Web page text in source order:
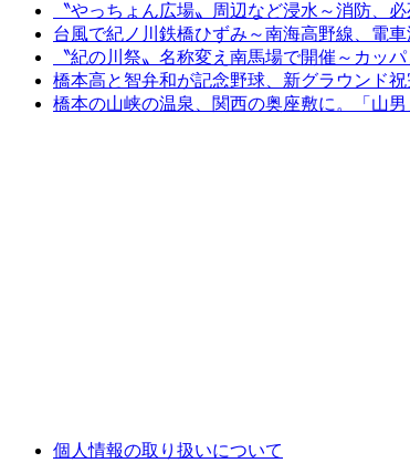
〝やっちょん広場〟周辺など浸水～消防、
台風で紀ノ川鉄橋ひずみ～南海高野線、電
〝紀の川祭〟名称変え南馬場で開催～カッ
橋本高と智弁和が記念野球、新グラウンド
橋本の山峡の温泉、関西の奥座敷に。「山
個人情報の取り扱いについて